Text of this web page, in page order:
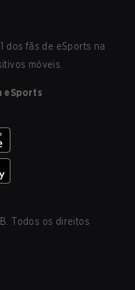
dos fãs de eSports na
móveis.
eSports
Todos os direitos